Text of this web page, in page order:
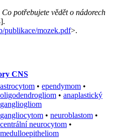
Co potřebujete vědět o nádorech
publikace/mozek.pdf>.
CNS
astrocytom • ependymom •
oligodendrogliom • anaplastický
gangliogliom
gangliocytom • neuroblastom •
centrální neurocytom •
medulloepitheliom